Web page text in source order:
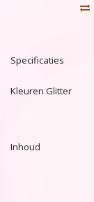
Specificaties
Kleuren Glitter
Inhoud